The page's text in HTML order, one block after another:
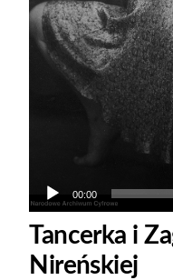
00:00
Tancerka i
Nireńskiej